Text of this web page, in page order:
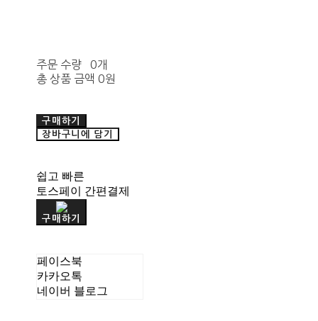
주문 수량
0개
총 상품 금액 0원
구매하기
장바구니에 담기
쉽고 빠른
토스페이 간편결제
구매하기
페이스북
카카오톡
네이버 블로그